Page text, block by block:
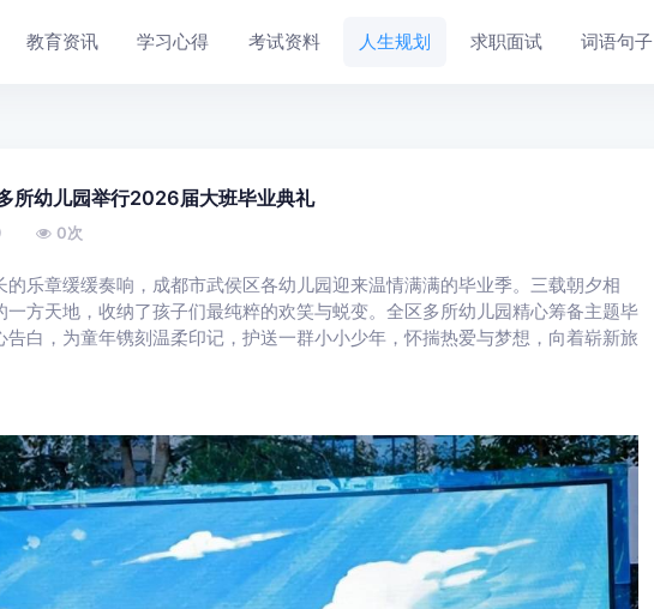
教育资讯 学习心得 考试资料 人生规划 求职面试 词语句子
所幼儿园举行2026届大班毕业典礼
0次
乐章缓缓奏响，成都市武侯区各幼儿园迎来温情满满的毕业季。三载朝夕相
方天地，收纳了孩子们最纯粹的欢笑与蜕变。全区多所幼儿园精心筹备主题毕
白，为童年镌刻温柔印记，护送一群小小少年，怀揣热爱与梦想，向着崭新旅